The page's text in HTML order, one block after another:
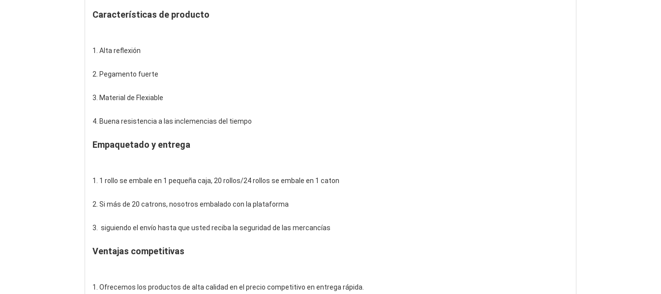
Características de producto
1. Alta reflexión
2. Pegamento fuerte
3. Material de Flexiable
4. Buena resistencia a las inclemencias del tiempo
Empaquetado y entrega
1. 1 rollo se embale en 1 pequeña caja, 20 rollos/24 rollos se embale en 1 caton
2. Si más de 20 catrons, nosotros embalado con la plataforma
3. siguiendo el envío hasta que usted reciba la seguridad de las mercancías
Ventajas competitivas
1. Ofrecemos los productos de alta calidad en el precio competitivo en entrega rápida.